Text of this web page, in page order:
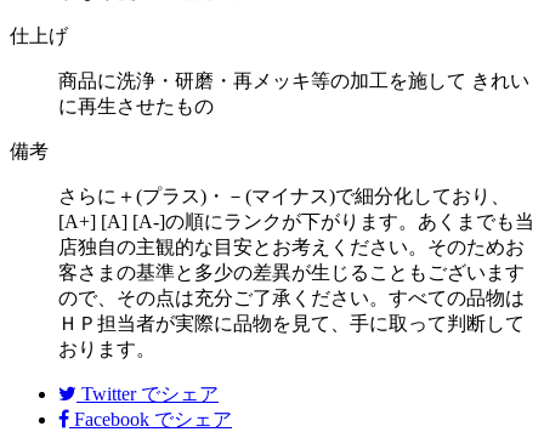
仕上げ
商品に洗浄・研磨・再メッキ等の加工を施して きれい
に再生させたもの
備考
さらに＋(プラス)・－(マイナス)で細分化しており、
[A+] [A] [A-]の順にランクが下がります。あくまでも当
店独自の主観的な目安とお考えください。そのためお
客さまの基準と多少の差異が生じることもございます
ので、その点は充分ご了承ください。すべての品物は
ＨＰ担当者が実際に品物を見て、手に取って判断して
おります。
Twitter でシェア
Facebook でシェア